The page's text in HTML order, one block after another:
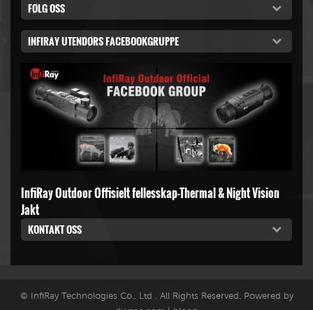
FØLG OSS
INFIRAY UTENDØRS FACEBOOKGRUPPE
InfiRay Outdoor Offisielt fellesskap-Thermal & Night Vision
Jakt
KONTAKT OSS
© InfiRay Technologies Co., Ltd . All Rights Reserved. Powered by